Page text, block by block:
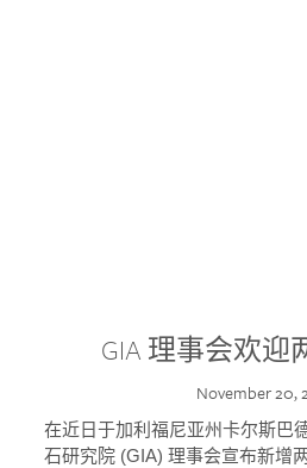
GIA 理事会欢迎
November 20,
在近日于加利福尼亚州卡尔斯巴
石研究院 (GIA) 理事会宣布新增